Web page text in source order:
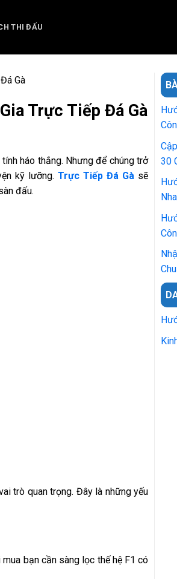
THI ĐẤU
Gà
Trực Tiếp Đá Gà
háo thắng. Nhưng để chúng trở
kỹ lưỡng. Trực Tiếp Đá Gà sẽ
đấu.
trò quan trọng. Đây là những yếu
bạn cần sàng lọc thế hệ F1 có
30